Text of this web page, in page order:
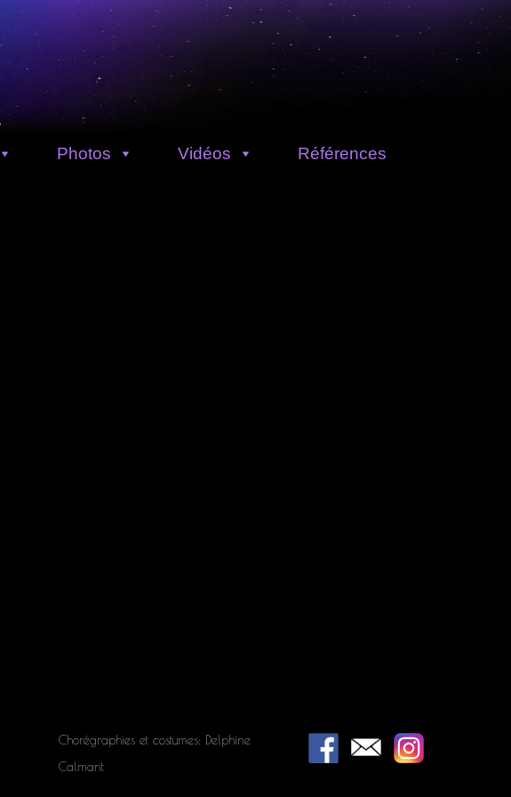
Photos Vidéos Références
Chorégraphies et costumes: Delphine
Calmant